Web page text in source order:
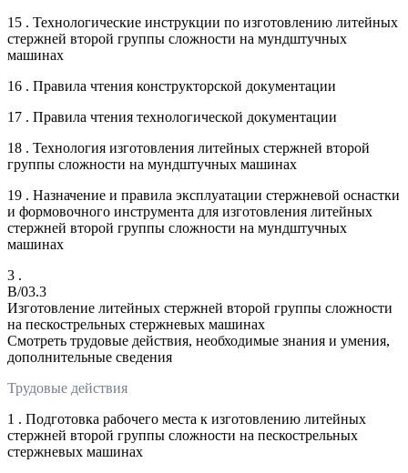
15 . Технологические инструкции по изготовлению литейных
стержней второй группы сложности на мундштучных
машинах
16 . Правила чтения конструкторской документации
17 . Правила чтения технологической документации
18 . Технология изготовления литейных стержней второй
группы сложности на мундштучных машинах
19 . Назначение и правила эксплуатации стержневой оснастки
и формовочного инструмента для изготовления литейных
стержней второй группы сложности на мундштучных
машинах
3 .
B/03.3
Изготовление литейных стержней второй группы сложности
на пескострельных стержневых машинах
Смотреть трудовые действия, необходимые знания и умения,
дополнительные сведения
Трудовые действия
1 . Подготовка рабочего места к изготовлению литейных
стержней второй группы сложности на пескострельных
стержневых машинах